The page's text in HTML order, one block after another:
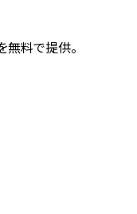
無料で提供。